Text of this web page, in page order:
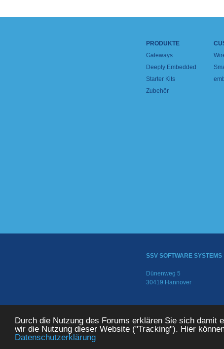
Durch die Nutzung des Forums erklären Sie sich damit
wir die Nutzung dieser Website ("Tracking"). Hier
Datenschutzerklärung
PRODUKTE
Gateways
Deeply Embedded
Starter Kits
Zubehör
SSV SOFTWARE SYSTEMS
Dünenweg 5
30419 Hannover